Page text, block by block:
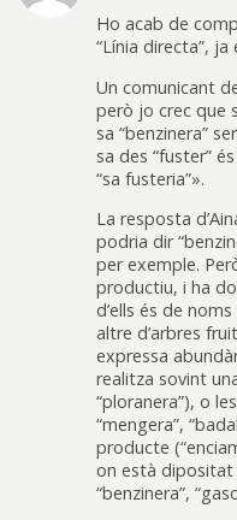
Ho acab de
“Línia directa”,
Un comunicant
però jo crec que
sa “benzinera”
sa des “fuster”
“sa fusteria”».
La resposta
podria dir
per exemple.
productiu, i ha
d’ells és de noms
altre d’arbres
expressa
realitza sovint
“ploranera”), o
“mengera”,
producte
on està dipositat
“benzinera”,